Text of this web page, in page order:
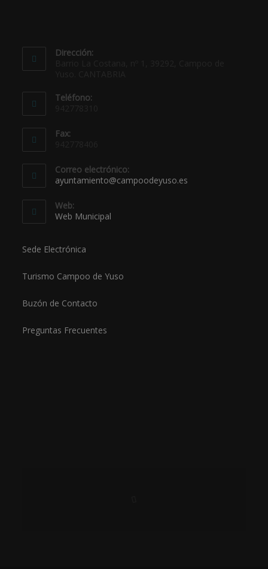
Dirección:
Teléfono:
Fax:
Correo electrónico:
ayuntamiento@campoodeyuso.es
Web:
Web Municipal
Sede Electrónica
Turismo Campoo de Yuso
Buzón de Contacto
Preguntas Frecuentes